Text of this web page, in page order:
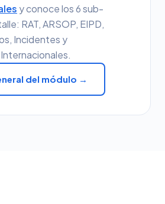
y conoce los 6 sub-
RAT, ARSOP, EIPD,
Incidentes y
del módulo →